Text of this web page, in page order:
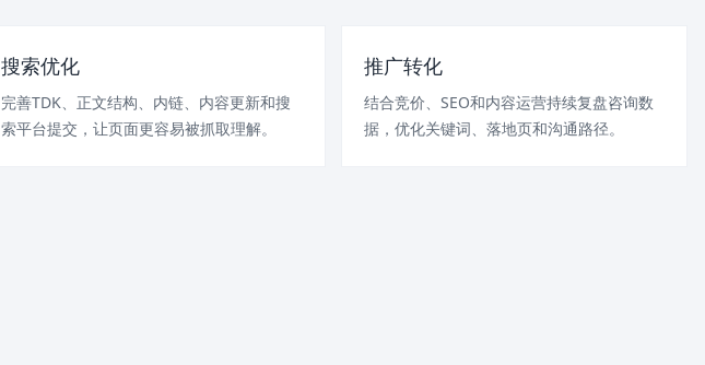
搜索优化
完善TDK、正文结构、内链、内容更新和搜
索平台提交，让页面更容易被抓取理解。
推广转化
结合竞价、SEO和内容运营持续复盘咨询数
据，优化关键词、落地页和沟通路径。